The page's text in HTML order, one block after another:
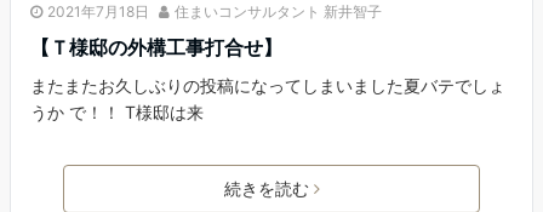
2021年7月18日 住まいコンサルタント 新井智子
【Ｔ様邸の外構工事打合せ】
またまたお久しぶりの投稿になってしまいました夏バテでしょ
うか で！！ T様邸は来
続きを読む